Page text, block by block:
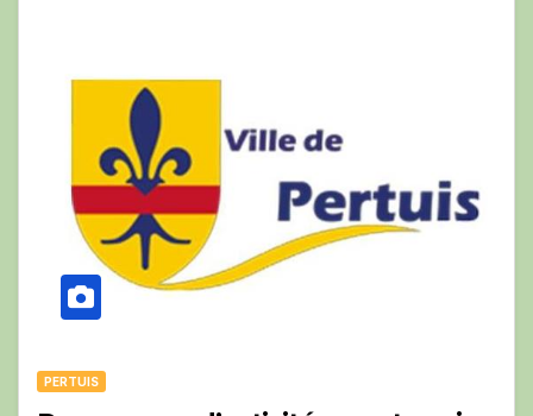
PERTUIS